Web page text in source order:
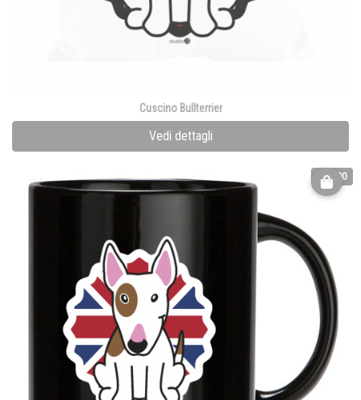
Cuscino Bullterrier
Vedi dettagli
€ 15.00